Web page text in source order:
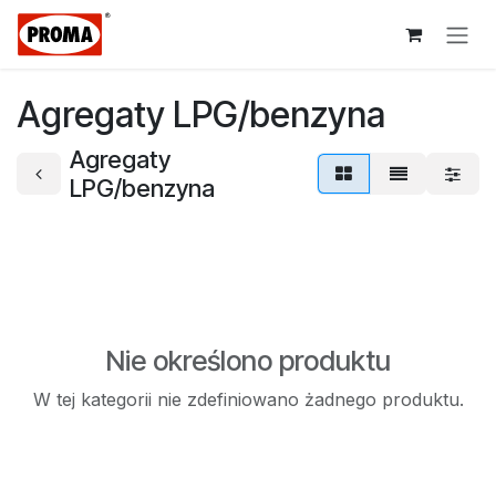
Przejdź do zawartości
Agregaty LPG/benzyna
Agregaty
LPG/benzyna
Nie określono produktu
W tej kategorii nie zdefiniowano żadnego produktu.